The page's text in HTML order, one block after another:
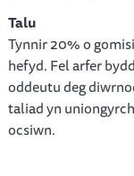
Talu
Tynnir 20% o
hefyd. Fel arfer
oddeutu deg
taliad yn
ocsiwn.